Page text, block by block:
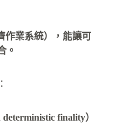
作業系統），能讓可
。
finality）